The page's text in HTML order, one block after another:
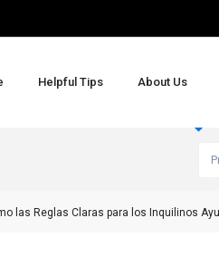
Helpful Tips About Us
las Reglas Claras para los Inquilinos